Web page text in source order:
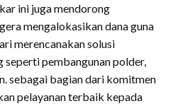
ini juga mendorong
mengalokasikan dana guna
merencanakan solusi
pembangunan polder,
sebagai bagian dari komitmen
pelayanan terbaik kepada